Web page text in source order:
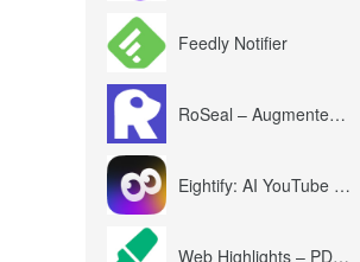
Feedly Notifier
RoSeal – Augmented Roblox Experience
Eightify: AI YouTube Summary with ChatGPT
Web Highlights – PDF & Web Highlighter